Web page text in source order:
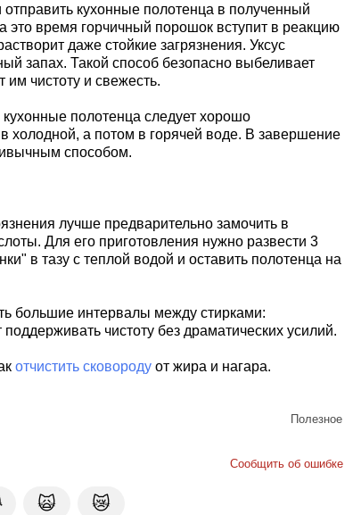
кухонные полотенца в полученный
это время горчичный порошок вступит в реакцию
даже стойкие загрязнения. Уксус
запах. Такой способ безопасно выбеливает
им чистоту и свежесть.
полотенца следует хорошо
холодной, а потом в горячей воде. В завершение
способом.
лучше предварительно замочить в
Для его приготовления нужно развести 3
в тазу с теплой водой и оставить полотенца на
большие интервалы между стирками:
поддерживать чистоту без драматических усилий.
отчистить сковородуот жира и нагара.
Полезное
Сообщить об ошибке
🙀 😿